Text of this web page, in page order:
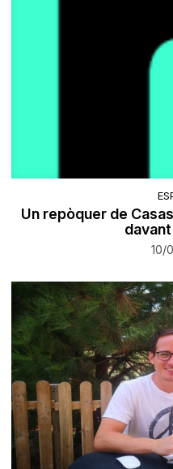
Un repòquer de
10/